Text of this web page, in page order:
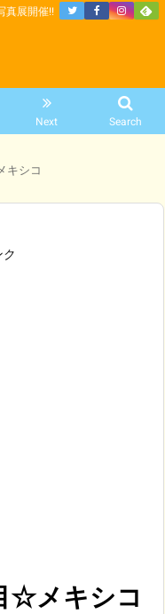
Next Search
真展開催!!
キシコ
☆メキシコ